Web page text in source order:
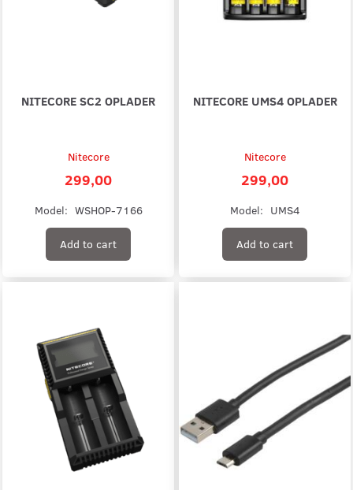
NITECORE SC2 OPLADER
Nitecore
299,00
Model: WSHOP-7166
Add to cart
NITECORE UMS4 OPLADER
Nitecore
299,00
Model: UMS4
Add to cart